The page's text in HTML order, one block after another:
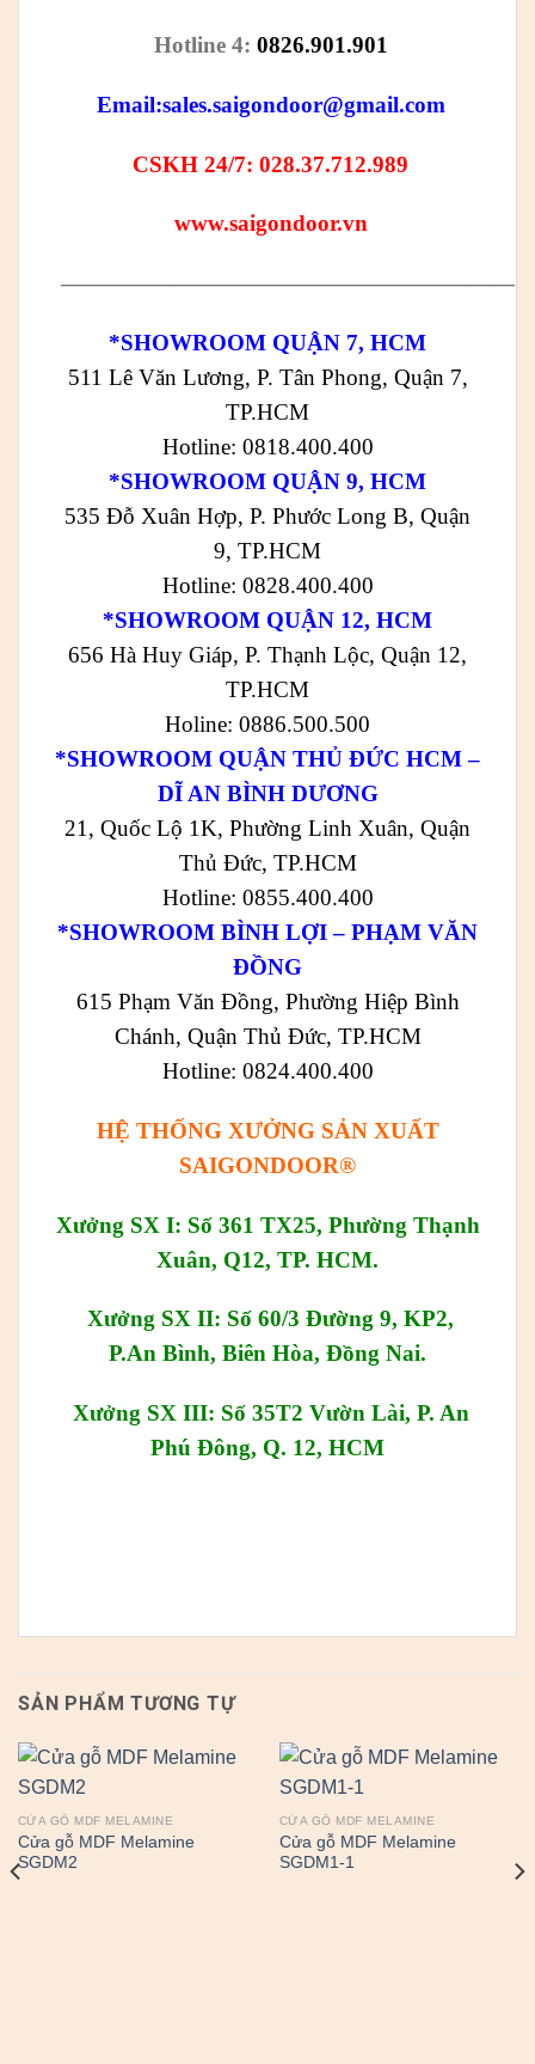
Hotline 4: 0826.901.901
Email:sales.saigondoor@gmail.com
CSKH 24/7: 028.37.712.989
www.saigondoor.vn
————————————————————
*SHOWROOM QUẬN 7, HCM
511 Lê Văn Lương, P. Tân Phong, Quận 7,
TP.HCM
Hotline: 0818.400.400
*SHOWROOM QUẬN 9, HCM
535 Đỗ Xuân Hợp, P. Phước Long B, Quận
9, TP.HCM
Hotline: 0828.400.400
*SHOWROOM QUẬN 12, HCM
656 Hà Huy Giáp, P. Thạnh Lộc, Quận 12,
TP.HCM
Holine: 0886.500.500
*SHOWROOM QUẬN THỦ ĐỨC HCM –
DĨ AN BÌNH DƯƠNG
21, Quốc Lộ 1K, Phường Linh Xuân, Quận
Thủ Đức, TP.HCM
Hotline: 0855.400.400
*SHOWROOM BÌNH LỢI – PHẠM VĂN
ĐỒNG
615 Phạm Văn Đồng, Phường Hiệp Bình
Chánh, Quận Thủ Đức, TP.HCM
Hotline: 0824.400.400
HỆ THỐNG XƯỞNG SẢN XUẤT
SAIGONDOOR®
Xưởng SX I: Số 361 TX25, Phường Thạnh
Xuân, Q12, TP. HCM.
Xưởng SX II: Số 60/3 Đường 9, KP2,
P.An Bình, Biên Hòa, Đồng Nai.
Xưởng SX III: Số 35T2 Vườn Lài, P. An
Phú Đông, Q. 12, HCM
SẢN PHẨM TƯƠNG TỰ
CỬA GỖ MDF MELAMINE
Cửa gỗ MDF Melamine
SGDM2
CỬA GỖ MDF MELAMINE
Cửa gỗ MDF Melamine
SGDM1-1